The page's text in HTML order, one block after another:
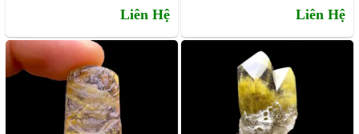
Liên Hệ Liên Hệ